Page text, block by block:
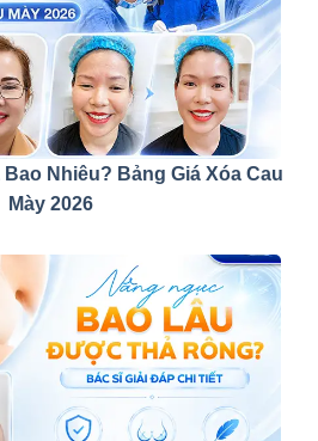
Nhiêu? Bảng Giá Xóa Cau
Mày 2026